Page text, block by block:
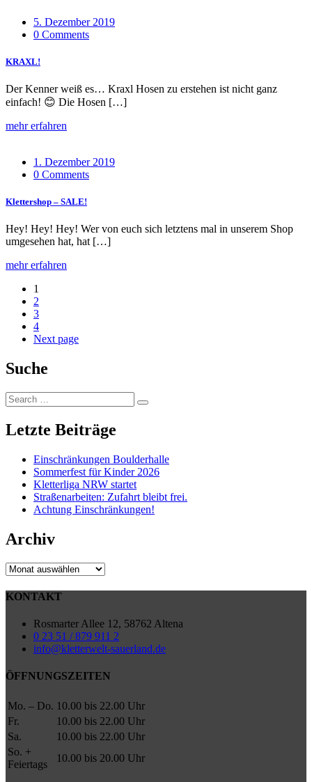
5. Dezember 2019
0 Comments
KRAXL!
Der Kenner weiß es… Kraxl Hosen zu erstehen ist nicht ganz
einfach! 😊 Die Hosen […]
mehr erfahren
1. Dezember 2019
0 Comments
Klettershop – SALE!
Hey! Hey! Hey! Wer von euch sich letztens mal in unserem Shop
umgesehen hat, hat […]
mehr erfahren
1
2
3
4
Next page
Suche
Search
for:
Search
Letzte Beiträge
Einschränkungen Boulderhalle
Sommerfest für Kinder 2026
Kletterliga NRW startet
Straßenarbeiten: Zufahrt bleibt frei.
Achtung Einschränkungen!
Archiv
Archiv
KONTAKT
Rosmarter Allee 12, 58762 Altena
0 23 51 / 879 911 2
info@kletterwelt-sauerland.de
ÖFFNUNGSZEITEN
Mo. – Do. 10.00 bis 22.00 Uhr
Fr.
10.00 bis 22.00 Uhr
Sa.
10.00 bis 22.00 Uhr
So. +
Feiertags
10.00 bis 20.00 Uhr